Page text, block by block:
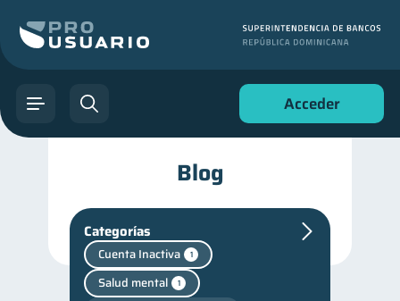
Acceder
Blog
Categorías
Cuenta Inactiva 1
Salud mental 1